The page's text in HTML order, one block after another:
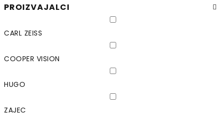
PROIZVAJALCI
CARL ZEISS
COOPER VISION
HUGO
ZAJEC